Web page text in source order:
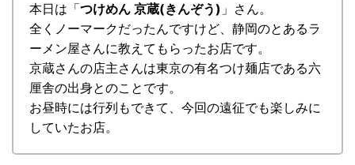
本日は「つけめん 京蔵(きんぞう) 」さん。
全くノーマークだったんですけど、静岡のとあるラ
ーメン屋さんに教えてもらったお店です。
京蔵さんの店主さんは東京の有名つけ麺店である六
厘舎の出身とのことです。
お昼時には行列もできて、今回の遠征でも楽しみに
していたお店。